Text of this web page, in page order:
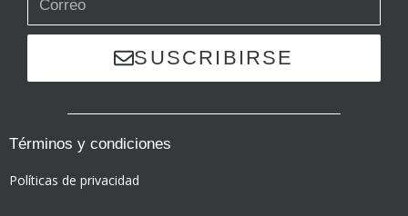
SUSCRIBIRSE
Términos y condiciones
Políticas de privacidad